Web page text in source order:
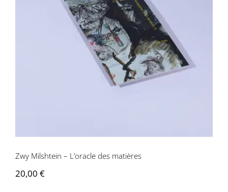
Zwy Milshtein – L’oracle des matières
Zwy Milshtein – L’oracle des matières
20,00 €